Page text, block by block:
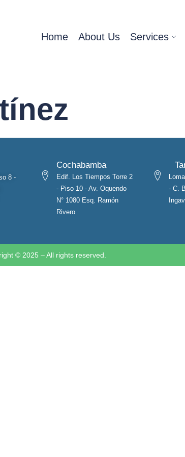
Home About Us Services
8 -
Cochabamba
Edif. Los Tiempos Torre 2
- Piso 10 - Av. Oquendo
N° 1080 Esq. Ramón
Rivero
- C.
© 2025 – All rights reserved.